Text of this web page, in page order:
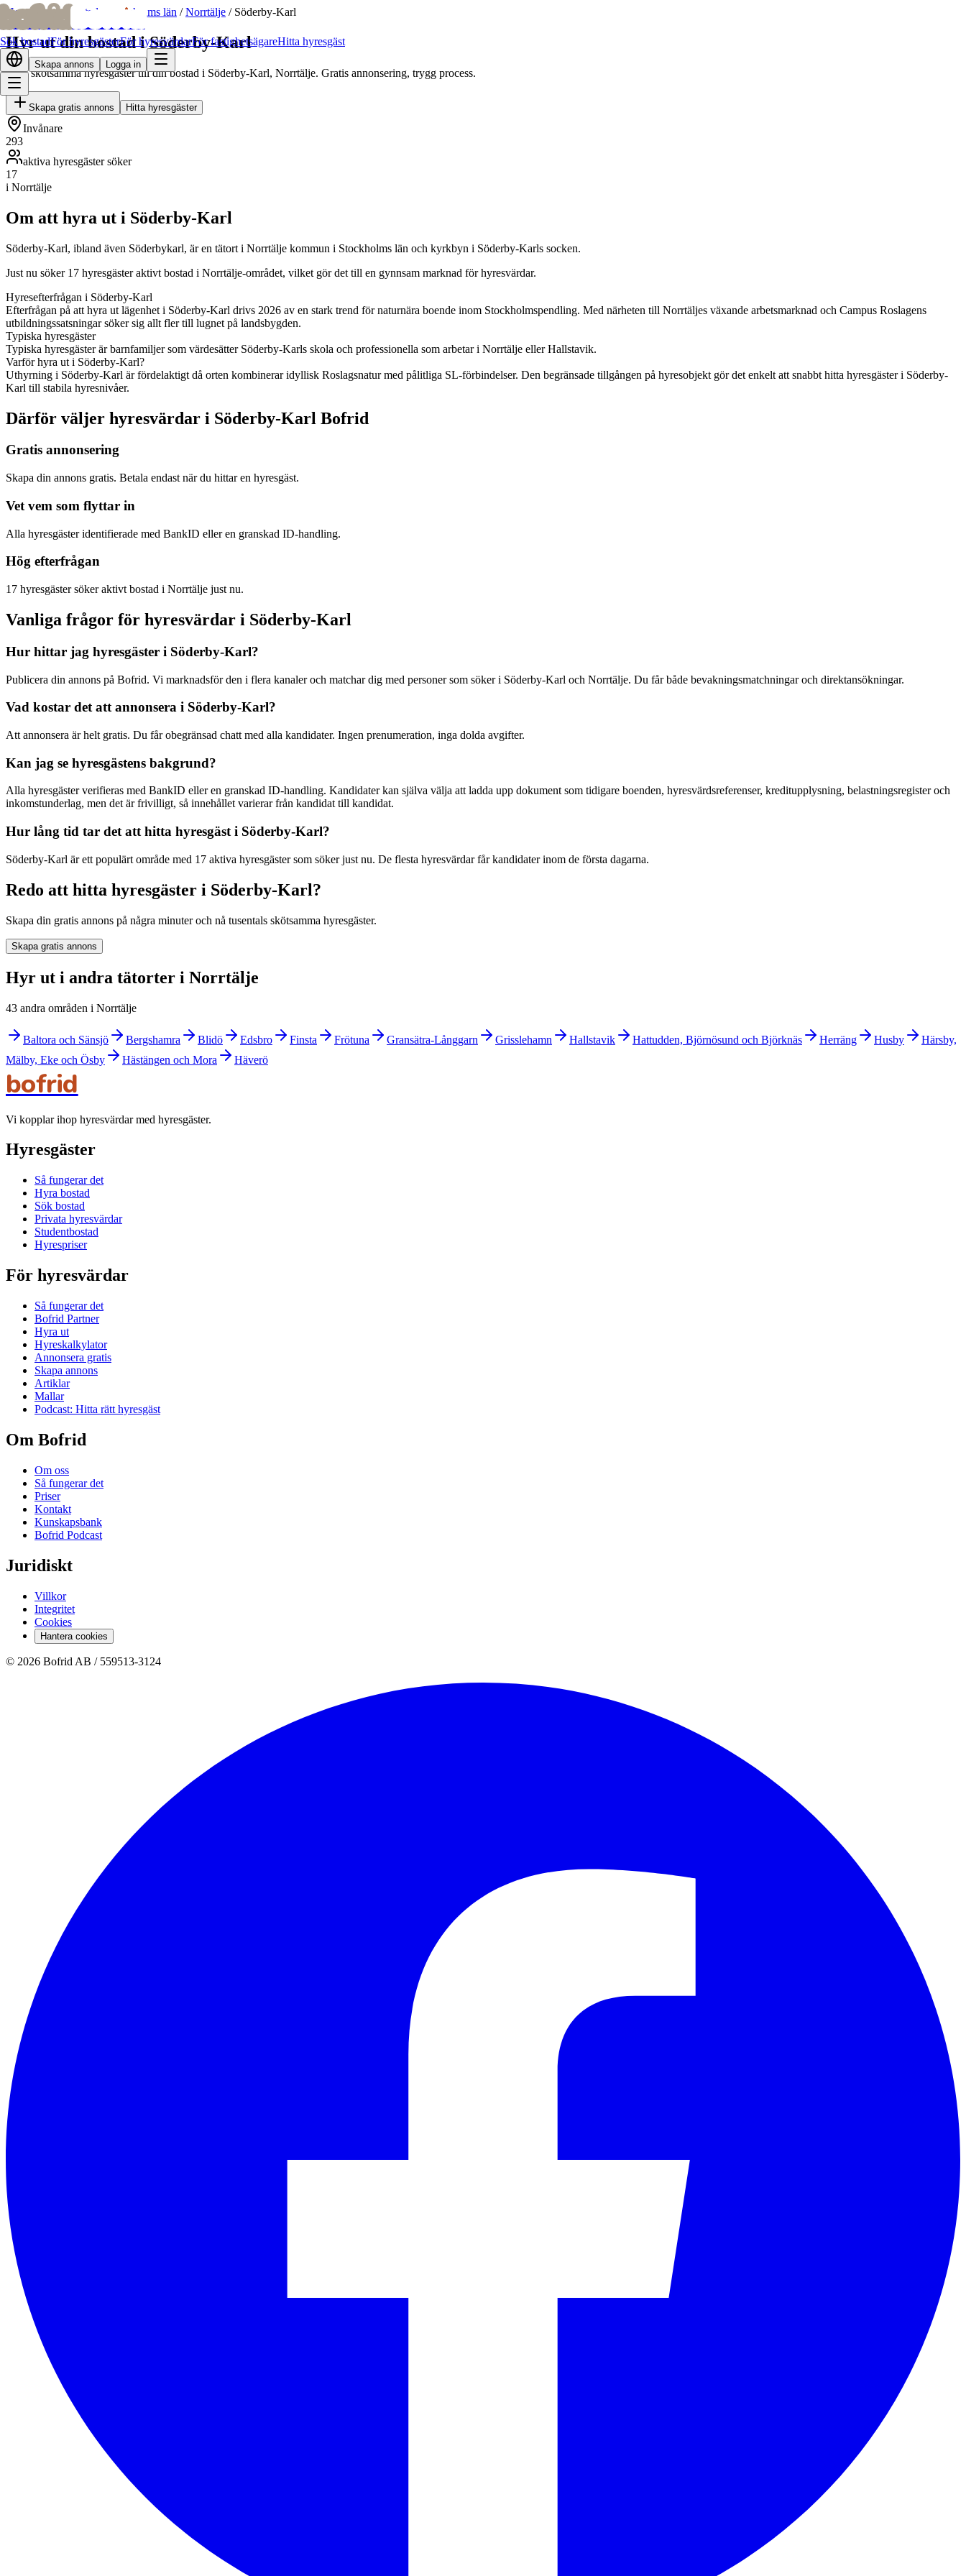
bofridbofrid
Sök bostadFör hyresgästerFör hyresvärdarFör fastighetsägareHitta hyresgäst
Skapa annons Logga in
Hem/ Hyr ut bostad Stockholms län /Norrtälje / Söderby-Karl
Hyr ut din bostad i Söderby-Karl
Hitta skötsamma hyresgäster till din bostad i Söderby-Karl, Norrtälje. Gratis annonsering, trygg process.
Skapa gratis annons Hitta hyresgäster
Invånare
293
aktiva hyresgäster söker
17
i Norrtälje
Om att hyra ut i Söderby-Karl
Söderby-Karl, ibland även Söderbykarl, är en tätort i Norrtälje kommun i Stockholms län och kyrkbyn i Söderby-Karls socken.
Just nu söker 17 hyresgäster aktivt bostad i Norrtälje-området, vilket gör det till en gynnsam marknad för hyresvärdar.
Hyresefterfrågan i Söderby-Karl
Efterfrågan på att hyra ut lägenhet i Söderby-Karl drivs 2026 av en stark trend för naturnära boende inom Stockholmspendling. Med närheten till Norrtäljes växande arbetsmarknad och Campus Roslagens
utbildningssatsningar söker sig allt fler till lugnet på landsbygden.
Typiska hyresgäster
Typiska hyresgäster är barnfamiljer som värdesätter Söderby-Karls skola och professionella som arbetar i Norrtälje eller Hallstavik.
Varför hyra ut i Söderby-Karl?
Uthyrning i Söderby-Karl är fördelaktigt då orten kombinerar idyllisk Roslagsnatur med pålitliga SL-förbindelser. Den begränsade tillgången på hyresobjekt gör det enkelt att snabbt hitta hyresgäster i Söderby-
Karl till stabila hyresnivåer.
Därför väljer hyresvärdar i Söderby-Karl Bofrid
Gratis annonsering
Skapa din annons gratis. Betala endast när du hittar en hyresgäst.
Vet vem som flyttar in
Alla hyresgäster identifierade med BankID eller en granskad ID-handling.
Hög efterfrågan
17 hyresgäster söker aktivt bostad i Norrtälje just nu.
Vanliga frågor för hyresvärdar i Söderby-Karl
Hur hittar jag hyresgäster i Söderby-Karl?
Publicera din annons på Bofrid. Vi marknadsför den i flera kanaler och matchar dig med personer som söker i Söderby-Karl och Norrtälje. Du får både bevakningsmatchningar och direktansökningar.
Vad kostar det att annonsera i Söderby-Karl?
Att annonsera är helt gratis. Du får obegränsad chatt med alla kandidater. Ingen prenumeration, inga dolda avgifter.
Kan jag se hyresgästens bakgrund?
Alla hyresgäster verifieras med BankID eller en granskad ID-handling. Kandidater kan själva välja att ladda upp dokument som tidigare boenden, hyresvärdsreferenser, kreditupplysning, belastningsregister och
inkomstunderlag, men det är frivilligt, så innehållet varierar från kandidat till kandidat.
Hur lång tid tar det att hitta hyresgäst i Söderby-Karl?
Söderby-Karl är ett populärt område med 17 aktiva hyresgäster som söker just nu. De flesta hyresvärdar får kandidater inom de första dagarna.
Redo att hitta hyresgäster i Söderby-Karl?
Skapa din gratis annons på några minuter och nå tusentals skötsamma hyresgäster.
Skapa gratis annons
Hyr ut i andra tätorter i Norrtälje
43 andra områden i Norrtälje
Baltora och Sänsjö Bergshamra Blidö Edsbro Finsta Frötuna Gransätra-Långgarn Grisslehamn Hallstavik Hattudden, Björnösund och Björknäs Herräng Husby
Härsby,
Mälby, Eke och Ösby
Hästängen och Mora Häverö
bofrid
Vi kopplar ihop hyresvärdar med hyresgäster.
Hyresgäster
Så fungerar det
Hyra bostad
Sök bostad
Privata hyresvärdar
Studentbostad
Hyrespriser
För hyresvärdar
Så fungerar det
Bofrid Partner
Hyra ut
Hyreskalkylator
Annonsera gratis
Skapa annons
Artiklar
Mallar
Podcast: Hitta rätt hyresgäst
Om Bofrid
Om oss
Så fungerar det
Priser
Kontakt
Kunskapsbank
Bofrid Podcast
Juridiskt
Villkor
Integritet
Cookies
Hantera cookies
© 2026 Bofrid AB / 559513-3124